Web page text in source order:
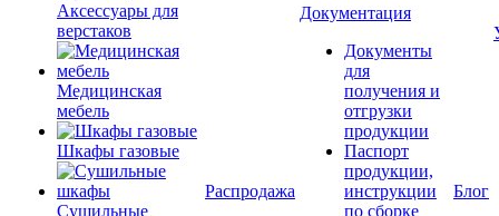
Аксессуары для
верстаков
Медицинская
мебель
Шкафы газовые
Сушильные
Распродажа
Документация
Документы
для
получения и
отгрузки
продукции
Паспорт
продукции,
инструкции
по сборке
Блог